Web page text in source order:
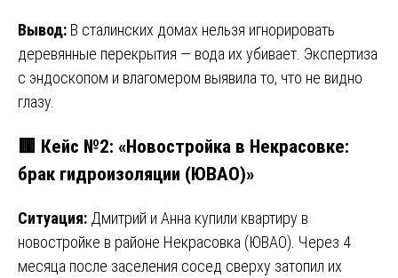
Вывод: В сталинских домах нельзя игнорировать
деревянные перекрытия — вода их убивает. Экспертиза
с эндоскопом и влагомером выявила то, что не видно
глазу.
🟥 Кейс №2: «Новостройка в Некрасовке:
брак гидроизоляции (ЮВАО)»
Ситуация: Дмитрий и Анна купили квартиру в
новостройке в районе Некрасовка (ЮВАО). Через 4
месяца после заселения сосед сверху затопил их